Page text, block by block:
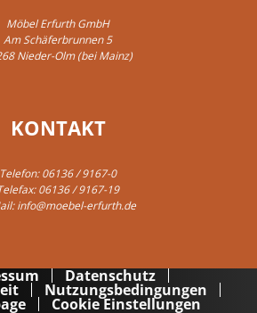
Möbel Erfurth GmbH
Am Schäferbrunnen 5
Nieder-Olm (bei Mainz)
KONTAKT
Telefon:06136 / 9167-0
06136 / 9167-19
info@moebel-erfurth.de
Datenschutz
Nutzungsbedingungen
Cookie Einstellungen